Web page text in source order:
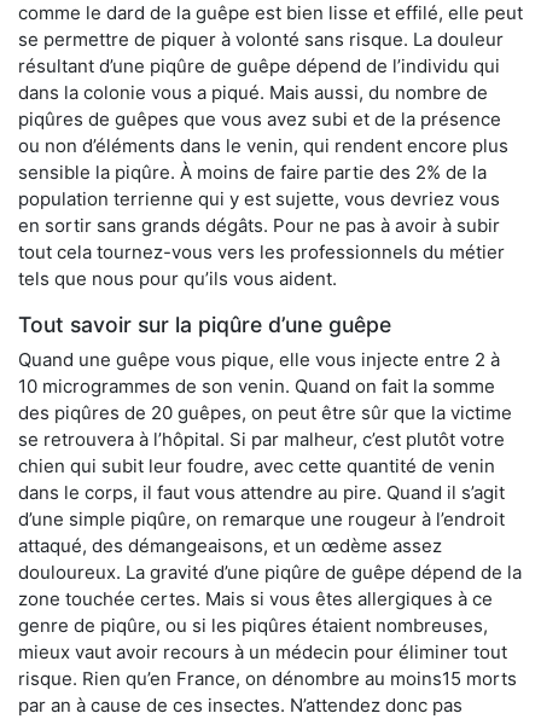
comme le dard de la guêpe est bien lisse et effilé, elle peut
se permettre de piquer à volonté sans risque. La douleur
résultant d’une piqûre de guêpe dépend de l’individu qui
dans la colonie vous a piqué. Mais aussi, du nombre de
piqûres de guêpes que vous avez subi et de la présence
ou non d’éléments dans le venin, qui rendent encore plus
sensible la piqûre. À moins de faire partie des 2% de la
population terrienne qui y est sujette, vous devriez vous
en sortir sans grands dégâts. Pour ne pas à avoir à subir
tout cela tournez-vous vers les professionnels du métier
tels que nous pour qu’ils vous aident.
Tout savoir sur la piqûre d’une guêpe
Quand une guêpe vous pique, elle vous injecte entre 2 à
10 microgrammes de son venin. Quand on fait la somme
des piqûres de 20 guêpes, on peut être sûr que la victime
se retrouvera à l’hôpital. Si par malheur, c’est plutôt votre
chien qui subit leur foudre, avec cette quantité de venin
dans le corps, il faut vous attendre au pire. Quand il s’agit
d’une simple piqûre, on remarque une rougeur à l’endroit
attaqué, des démangeaisons, et un œdème assez
douloureux. La gravité d’une piqûre de guêpe dépend de la
zone touchée certes. Mais si vous êtes allergiques à ce
genre de piqûre, ou si les piqûres étaient nombreuses,
mieux vaut avoir recours à un médecin pour éliminer tout
risque. Rien qu’en France, on dénombre au moins15 morts
par an à cause de ces insectes. N’attendez donc pas